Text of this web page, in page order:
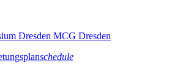
Dresden MCG Dresden
schedule